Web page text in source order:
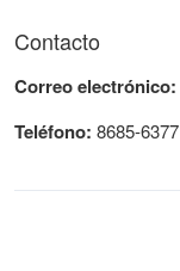
Contacto
Correo electrónico:
Teléfono: 8685-6377